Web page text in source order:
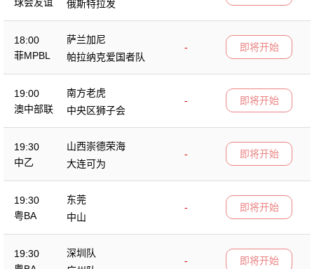
俄斯特拉发
18:00
菲MPBL
萨兰加尼
-
帕拉纳克爱国者队
即将开始
19:00
澳中部联
南方老虎
-
中央区狮子会
即将开始
19:30
中乙
山西崇德荣海
-
大连可为
即将开始
19:30
粤BA
东莞
-
中山
即将开始
19:30
深圳队
-
即将开始